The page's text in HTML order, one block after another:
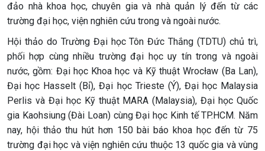
đảo nhà khoa học, chuyên gia và nhà quản lý đến từ các
trường đại học, viện nghiên cứu trong và ngoài nước.
Hội thảo do Trường Đại học Tôn Đức Thắng (TDTU) chủ trì,
phối hợp cùng nhiều trường đại học uy tín trong và ngoài
nước, gồm: Đại học Khoa học và Kỹ thuật Wrocław (Ba Lan),
Đại học Hasselt (Bỉ), Đại học Trieste (Ý), Đại học Malaysia
Perlis và Đại học Kỹ thuật MARA (Malaysia), Đại học Quốc
gia Kaohsiung (Đài Loan) cùng Đại học Kinh tế TP.HCM. Năm
nay, hội thảo thu hút hơn 150 bài báo khoa học đến từ 75
trường đại học và viện nghiên cứu thuộc 13 quốc gia và vùng